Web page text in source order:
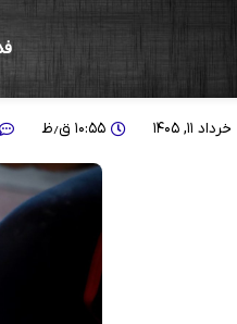
گزارش تصویری از
خرداد ۱۱, ۱۴۰۵ ۱۰:۵۵ ق٫ظ